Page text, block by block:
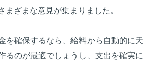
まざまな意見が集まりました。
を確保するなら、給料から自動的に天
るのが最適でしょうし、支出を確実に